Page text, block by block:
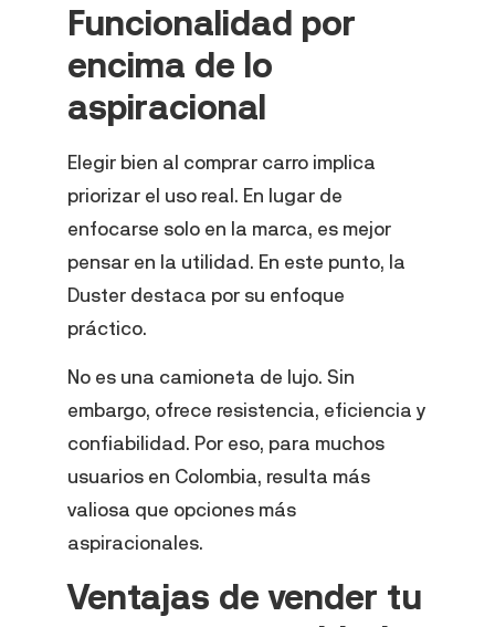
Funcionalidad por
encima de lo
aspiracional
Elegir bien al comprar carro implica
priorizar el uso real. En lugar de
enfocarse solo en la marca, es mejor
pensar en la utilidad. En este punto, la
Duster destaca por su enfoque
práctico.
No es una camioneta de lujo. Sin
embargo, ofrece resistencia, eficiencia y
confiabilidad. Por eso, para muchos
usuarios en Colombia, resulta más
valiosa que opciones más
aspiracionales.
Ventajas de vender tu